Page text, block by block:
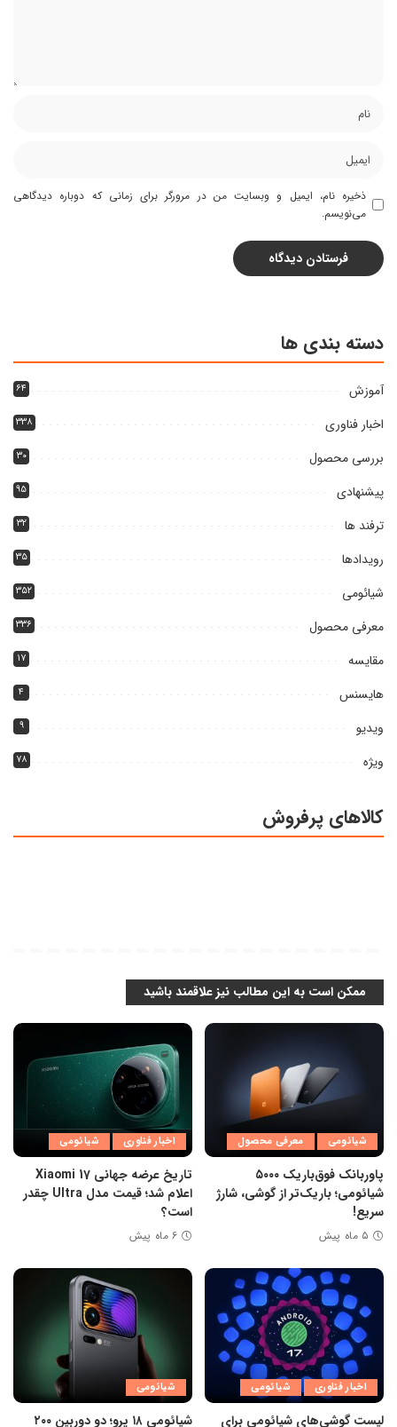
ذخیره نام، ایمیل و وبسایت من در مرورگر برای زمانی که دوباره دیدگاهی
می‌نویسم.
دسته بندی ها
آموزش ۶۴
اخبار فناوری ۳۳۸
بررسی محصول ۳۰
پیشنهادی ۹۵
ترفند ها ۳۲
رویدادها ۳۵
شیائومی ۳۵۲
معرفی محصول ۳۳۶
مقایسه ۱۷
هایسنس ۴
ویدیو ۹
ویژه ۷۸
کالاهای پرفروش
ممکن است به این مطالب نیز علاقمند باشید
شیائومی معرفی محصول
پاوربانک فوق‌باریک ۵۰۰۰
شیائومی؛ باریک‌تر از گوشی، شارژ
سریع!
۵ ماه پیش
اخبار فناوری شیائومی
تاریخ عرضه جهانی Xiaomi 17
اعلام شد؛ قیمت مدل Ultra چقدر
است؟
۶ ماه پیش
اخبار فناوری شیائومی
لیست گوشی‌های شیائومی برای
شیائومی
شیائومی ۱۸ پرو؛ دو دوربین ۲۰۰